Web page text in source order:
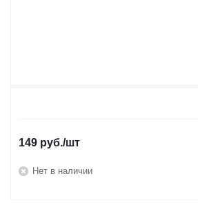
149 руб./шт
Нет в наличии